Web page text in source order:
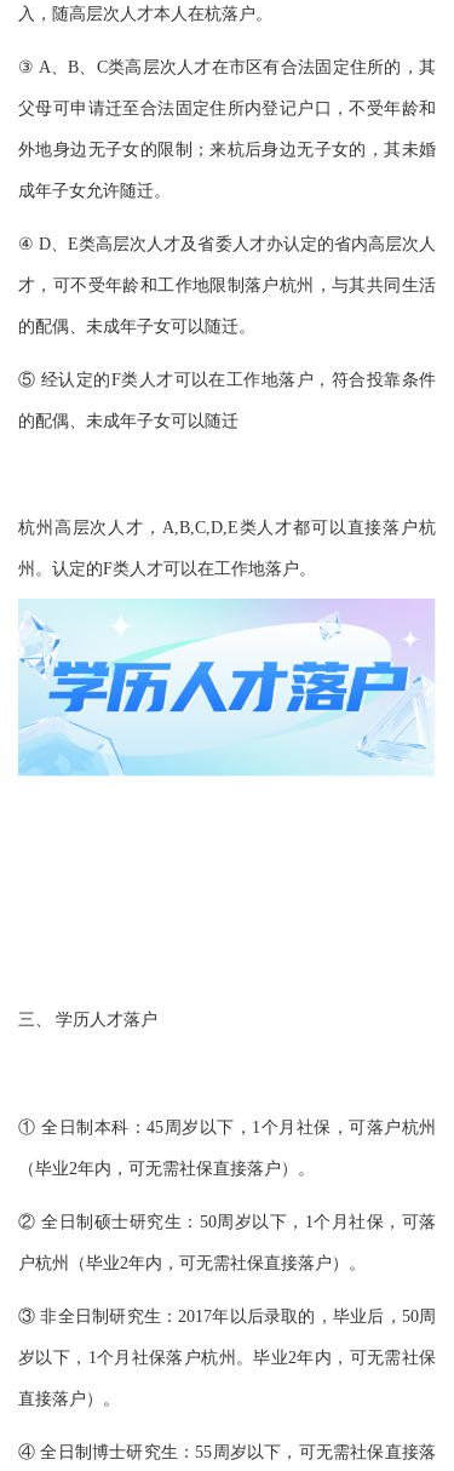
入，随高层次人才本人在杭落户。
③ A、B、C类高层次人才在市区有合法固定住所的，其
父母可申请迁至合法固定住所内登记户口，不受年龄和
外地身边无子女的限制；来杭后身边无子女的，其未婚
成年子女允许随迁。
④ D、E类高层次人才及省委人才办认定的省内高层次人
才，可不受年龄和工作地限制落户杭州，与其共同生活
的配偶、未成年子女可以随迁。
⑤ 经认定的F类人才可以在工作地落户，符合投靠条件
的配偶、未成年子女可以随迁
杭州高层次人才，A,B,C,D,E类人才都可以直接落户杭
州。认定的F类人才可以在工作地落户。
三、 学历人才落户
① 全日制本科：45周岁以下，1个月社保，可落户杭州
（毕业2年内，可无需社保直接落户）。
② 全日制硕士研究生：50周岁以下，1个月社保，可落
户杭州（毕业2年内，可无需社保直接落户）。
③ 非全日制研究生：2017年以后录取的，毕业后，50周
岁以下，1个月社保落户杭州。毕业2年内，可无需社保
直接落户）。
④ 全日制博士研究生：55周岁以下，可无需社保直接落